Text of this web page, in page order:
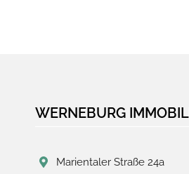
WERNEBURG
Marientaler Straße 24a